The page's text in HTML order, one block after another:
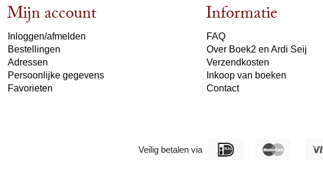
Mijn account
Inloggen/afmelden
Bestellingen
Adressen
Persoonlijke gegevens
Favorieten
Informatie
FAQ
Over Boek2 en Ardi Seij
Verzendkosten
Inkoop van boeken
Contact
Veilig betalen via